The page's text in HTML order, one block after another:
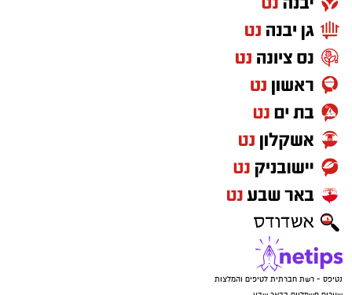
נטיפס - רשת חברתית לטיפים והמלצות